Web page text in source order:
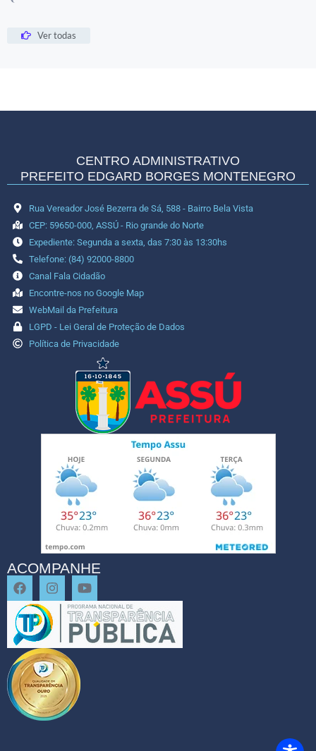
Ver todas
CENTRO ADMINISTRATIVO
PREFEITO EDGARD BORGES MONTENEGRO
Rua Vereador José Bezerra de Sá, 588 - Bairro Bela Vista
CEP: 59650-000, ASSÚ - Rio grande do Norte
Expediente: Segunda a sexta, das 7:30 às 13:30hs
Telefone: (84) 92000-8800
Canal Fala Cidadão
Encontre-nos no Google Map
WebMail da Prefeitura
LGPD - Lei Geral de Proteção de Dados
Política de Privacidade
ACOMPANHE